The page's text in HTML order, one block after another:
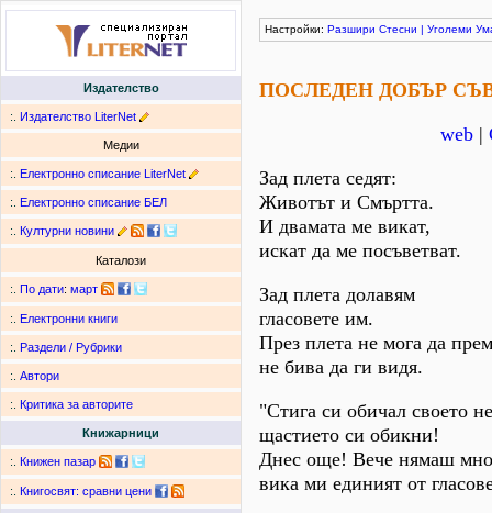
Издателство
:. Издателство LiterNet
Медии
:. Електронно списание LiterNet
:. Електронно списание БЕЛ
:. Културни новини
Каталози
:. По дати: март
:. Електронни книги
:. Раздели / Рубрики
:. Автори
:. Критика за авторите
Книжарници
:. Книжен пазар
:. Книгосвят: сравни цени
Настройки: Разшири Стесни | Уголеми
ПОСЛЕДЕН ДОБЪР
web |
Зад плета седят:
Животът и Смъртта.
И двамата ме викат,
искат да ме посъветват.
Зад плета долавям
гласовете им.
През плета не мога да
не бива да ги видя.
"Стига си обичал своето
щастието си обикни!
Днес още! Вече нямаш
вика ми единият от